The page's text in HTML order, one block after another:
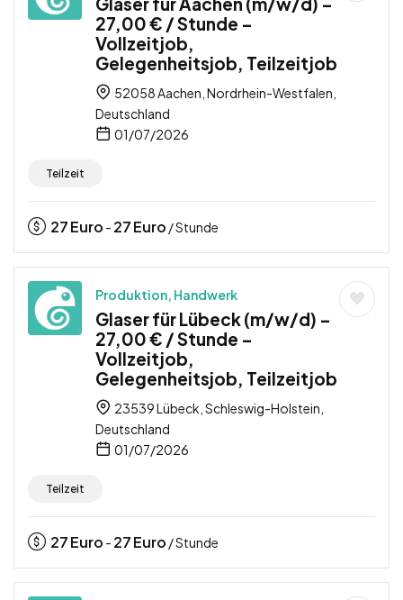
27,00 € / Stunde –
Vollzeitjob,
Gelegenheitsjob, Teilzeitjob
52058 Aachen, Nordrhein-Westfalen,
Deutschland
01/07/2026
Teilzeit
27Euro - 27Euro / Stunde
Produktion, Handwerk
Glaser für Lübeck (m/w/d) –
27,00 € / Stunde –
Vollzeitjob,
Gelegenheitsjob, Teilzeitjob
23539 Lübeck, Schleswig-Holstein,
Deutschland
01/07/2026
Teilzeit
27Euro - 27Euro / Stunde